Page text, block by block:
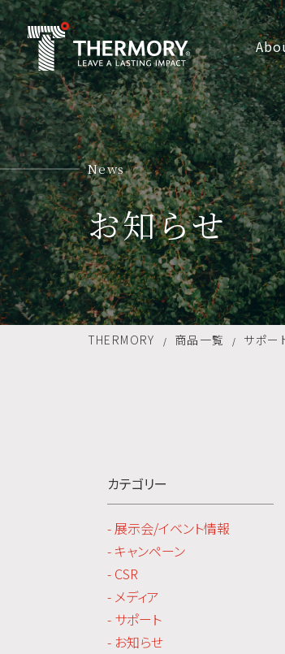
News
お知らせ
THERMORY / 商品一覧 / サポー
カテゴリー
- 展示会/イベント情報
- キャンペーン
- CSR
- メディア
- サポート
- お知らせ